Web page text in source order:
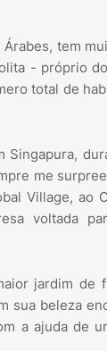
tem
- próprio
total de
Singapura,
me
Village, ao
voltada
jardim de
sua beleza
a ajuda de